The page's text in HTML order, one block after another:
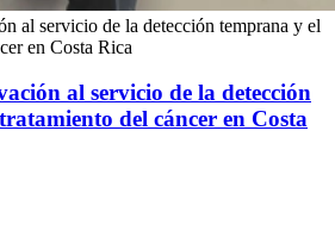
al servicio de la detección temprana y el
en Costa Rica
al servicio de la detección
del cáncer en Costa